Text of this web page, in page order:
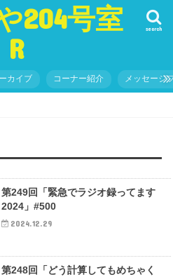
204号室
R
search
カイブ コーナー紹介 メッセージ
第249回「緊急でラジオ録ってます
2024」#500
2024.12.29
第248回「どう計算してもめちゃく